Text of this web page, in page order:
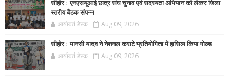
सीहोर : एनएसयूआई छात्र संघ चुनाव एवं सदस्यता अभियान को लेकर जिला
स्तरीय बैठक संपन्न
आर्यावर्त डेस्क Aug 09, 2026
सीहोर : मानसी यादव ने नेशनल कराटे प्रतियोगिता में हासिल किया गोल्ड
आर्यावर्त डेस्क Aug 09, 2026